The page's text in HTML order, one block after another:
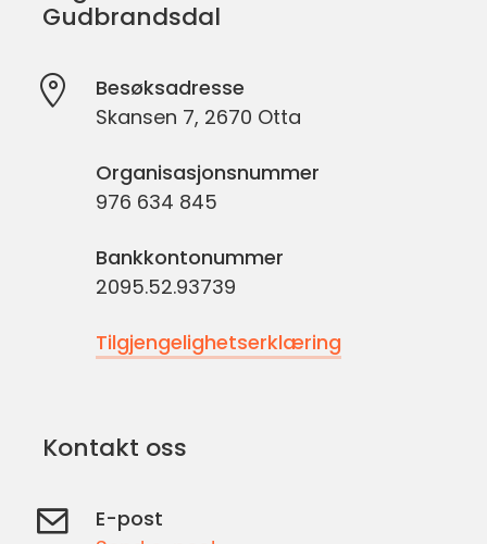
Gudbrandsdal
Besøksadresse
Skansen 7, 2670 Otta
Organisasjonsnummer
976 634 845
Bankkontonummer
2095.52.93739
Tilgjengelighetserklæring
Kontakt oss
E-post